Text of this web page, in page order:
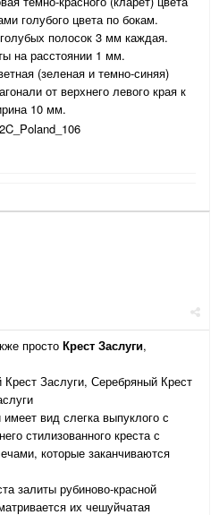
голубого цвета по бокам.
полосок 3 мм каждая.
на расстоянии 1 мм.
(зеленая и темно-синяя)
от верхнего левого края к
10 мм.
просто Крест Заслуги,
Заслуги, Серебряный Крест
вид слегка выпуклого с
стилизованного креста с
которые заканчиваются
залиты рубиново-красной
их чешуйчатая